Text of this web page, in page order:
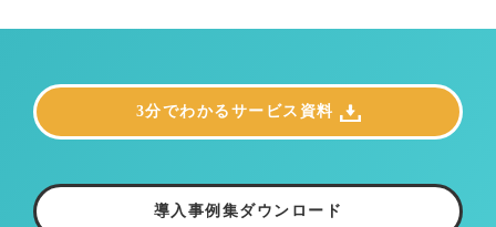
3分でわかるサービス資料
導入事例集ダウンロード